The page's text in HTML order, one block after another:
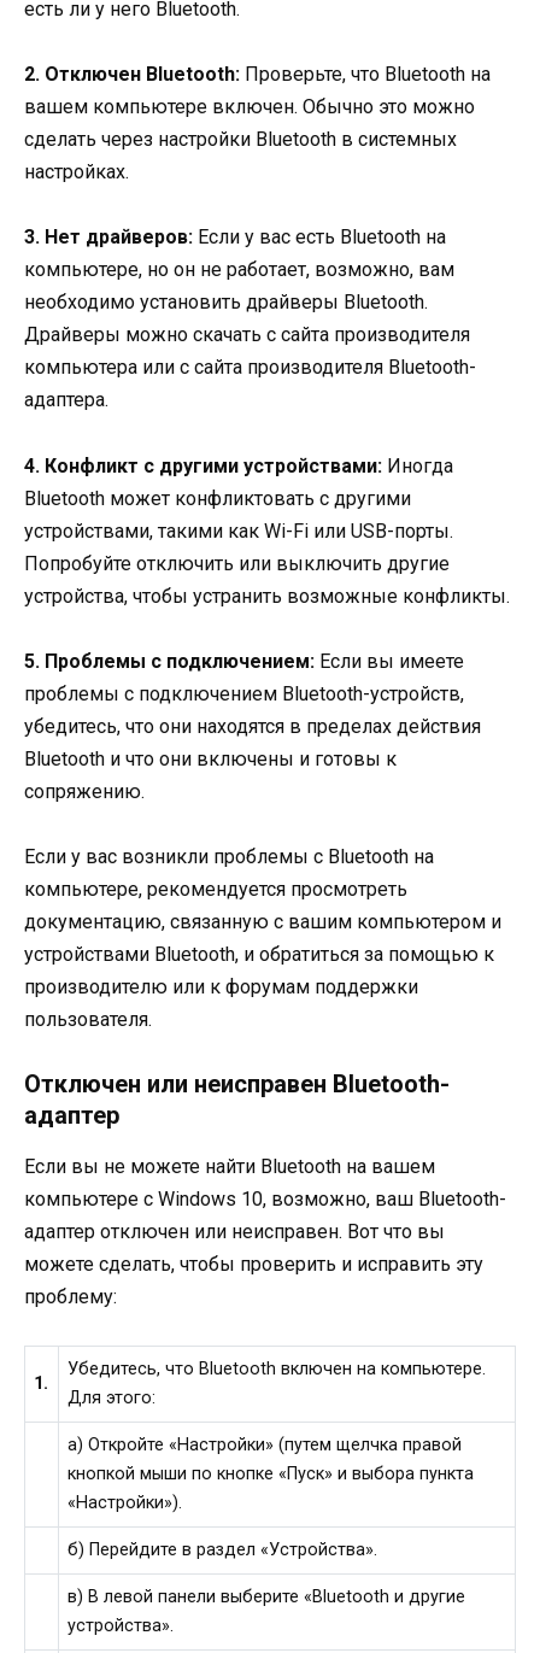
есть ли у него Bluetooth.
2. Отключен Bluetooth: Проверьте, что Bluetooth на
вашем компьютере включен. Обычно это можно
сделать через настройки Bluetooth в системных
настройках.
3. Нет драйверов: Если у вас есть Bluetooth на
компьютере, но он не работает, возможно, вам
необходимо установить драйверы Bluetooth.
Драйверы можно скачать с сайта производителя
компьютера или с сайта производителя Bluetooth-
адаптера.
4. Конфликт с другими устройствами: Иногда
Bluetooth может конфликтовать с другими
устройствами, такими как Wi-Fi или USB-порты.
Попробуйте отключить или выключить другие
устройства, чтобы устранить возможные конфликты.
5. Проблемы с подключением: Если вы имеете
проблемы с подключением Bluetooth-устройств,
убедитесь, что они находятся в пределах действия
Bluetooth и что они включены и готовы к
сопряжению.
Если у вас возникли проблемы с Bluetooth на
компьютере, рекомендуется просмотреть
документацию, связанную с вашим компьютером и
устройствами Bluetooth, и обратиться за помощью к
производителю или к форумам поддержки
пользователя.
Отключен или неисправен Bluetooth-
адаптер
Если вы не можете найти Bluetooth на вашем
компьютере с Windows 10, возможно, ваш Bluetooth-
адаптер отключен или неисправен. Вот что вы
можете сделать, чтобы проверить и исправить эту
проблему:
1.
Убедитесь, что Bluetooth включен на компьютере.
Для этого:
а) Откройте «Настройки» (путем щелчка правой
кнопкой мыши по кнопке «Пуск» и выбора пункта
«Настройки»).
б) Перейдите в раздел «Устройства».
в) В левой панели выберите «Bluetooth и другие
устройства».